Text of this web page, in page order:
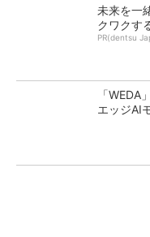
未来を一
クワクす
PR(dentsu
「WEDA
エッジAI